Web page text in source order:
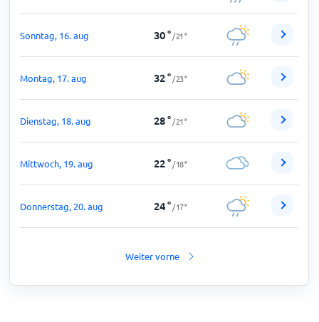
Sonntag, 16. aug 30° /21°
Montag, 17. aug 32° /23°
Dienstag, 18. aug 28° /21°
Mittwoch, 19. aug 22° /18°
Donnerstag, 20. aug 24° /17°
Weiter vorne